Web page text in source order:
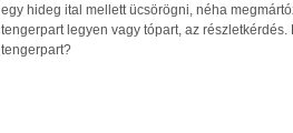
egy hideg ital mellett ücsörögni, néha
tengerpart legyen vagy tópart, az
tengerpart?